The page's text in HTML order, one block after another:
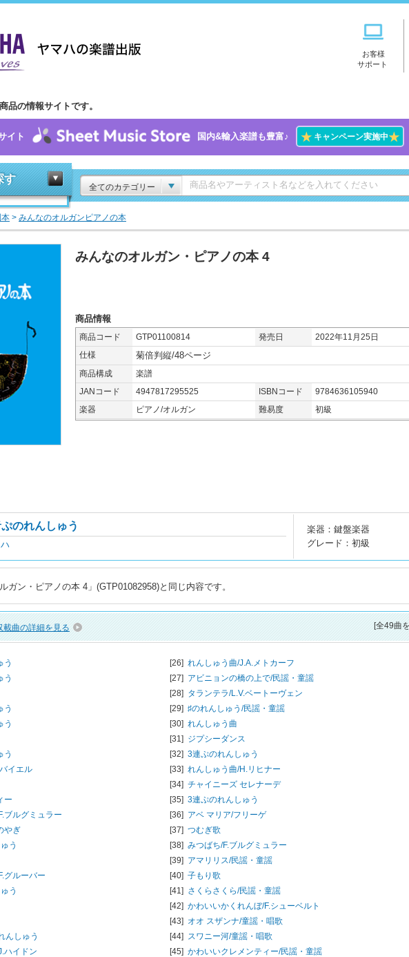
お客様
サポート
品の情報サイトです。
イト 国内&輸入楽譜も豊富♪ ★キャンペーン実施中★
す
全てのカテゴリー
本 > みんなのオルガンピアノの本
みんなのオルガン・ピアノの本 4
商品情報
商品コード GTP01100814 発売日
2022年11月25日
仕様
菊倍判縦/48ページ
商品構成
楽譜
JANコード
4947817295525 ISBNコード
9784636105940
楽器
ピアノ/オルガン 難易度 初級
のれんしゅう
楽器：鍵盤楽器
グレード：初級
ガン・ピアノの本 4」(GTP01082958)と同じ内容です。
載曲の詳細を見る [全49曲
う
う
う
う
う
イエル
ー
ブルグミュラー
やぎ
う
グルーバー
う
んしゅう
ハイドン
[26] れんしゅう曲/J.A.メトカーフ
[27] アビニョンの橋の上で/民謡・童謡
[28] タランテラ/L.V.ベートーヴェン
[29] ♯のれんしゅう/民謡・童謡
[30] れんしゅう曲
[31] ジプシーダンス
[32] 3連ぷのれんしゅう
[33] れんしゅう曲/H.リヒナー
[34] チャイニーズ セレナーデ
[35] 3連ぷのれんしゅう
[36] アベ マリア/フリーゲ
[37] つむぎ歌
[38] みつばち/F.ブルグミュラー
[39] アマリリス/民謡・童謡
[40] 子もり歌
[41] さくらさくら/民謡・童謡
[42] かわいいかくれんぼ/F.シューベルト
[43] オオ スザンナ/童謡・唱歌
[44] スワニー河/童謡・唱歌
[45] かわいいクレメンティー/民謡・童謡